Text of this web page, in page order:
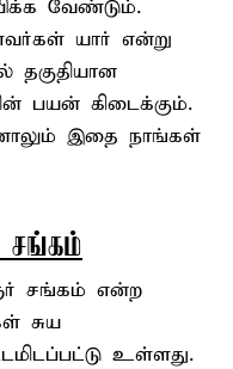
வேண்டும்.
யார் என்று
தகுதியான
பயன் கிடைக்கும்.
இதை நாங்கள்
சங்கம் என்ற
சுய
உள்ளது.